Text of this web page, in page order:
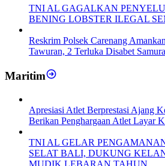
TNI AL GAGALKAN
BENING LOBSTER ILEGAL
Reskrim Polsek Carenang
Tawuran, 2 Terluka Disabet
Maritim
Apresiasi Atlet Berprestasi Ajang
Berikan Penghargaan Atlet Layar
TNI AL GELAR
SELAT BALI, DUKUNG
MUDIK LEBARAN TAHUN